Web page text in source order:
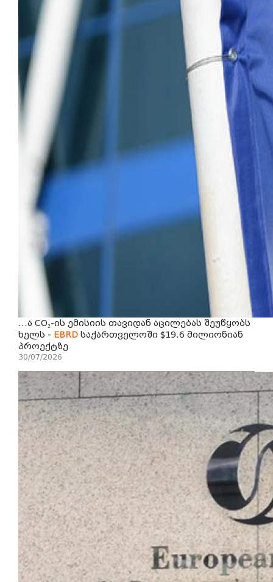
...ა CO₂-ის ემისიის თავიდან აცილებას შეუწყობს
ხელს - EBRD საქართველოში $19.6 მილიონიან
პროექტზე
30/07/2026